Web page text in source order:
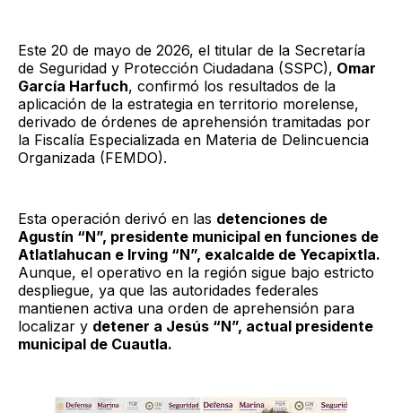
Este 20 de mayo de 2026, el titular de la Secretaría
de Seguridad y Protección Ciudadana (SSPC), Omar
García Harfuch, confirmó los resultados de la
aplicación de la estrategia en territorio morelense,
derivado de órdenes de aprehensión tramitadas por
la Fiscalía Especializada en Materia de Delincuencia
Organizada (FEMDO).
Esta operación derivó en las detenciones de
Agustín “N”, presidente municipal en funciones de
Atlatlahucan e Irving “N”, exalcalde de Yecapixtla.
Aunque, el operativo en la región sigue bajo estricto
despliegue, ya que las autoridades federales
mantienen activa una orden de aprehensión para
localizar y detener a Jesús “N”, actual presidente
municipal de Cuautla.